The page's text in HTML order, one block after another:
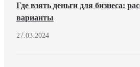
Где взять деньги для бизнеса:
варианты
27.03.2024